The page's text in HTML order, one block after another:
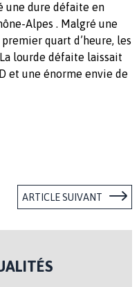
une dure défaite en
Alpes . Malgré une
quart d’heure, les
lourde défaite laissait
et une énorme envie de
ARTICLE SUIVANT